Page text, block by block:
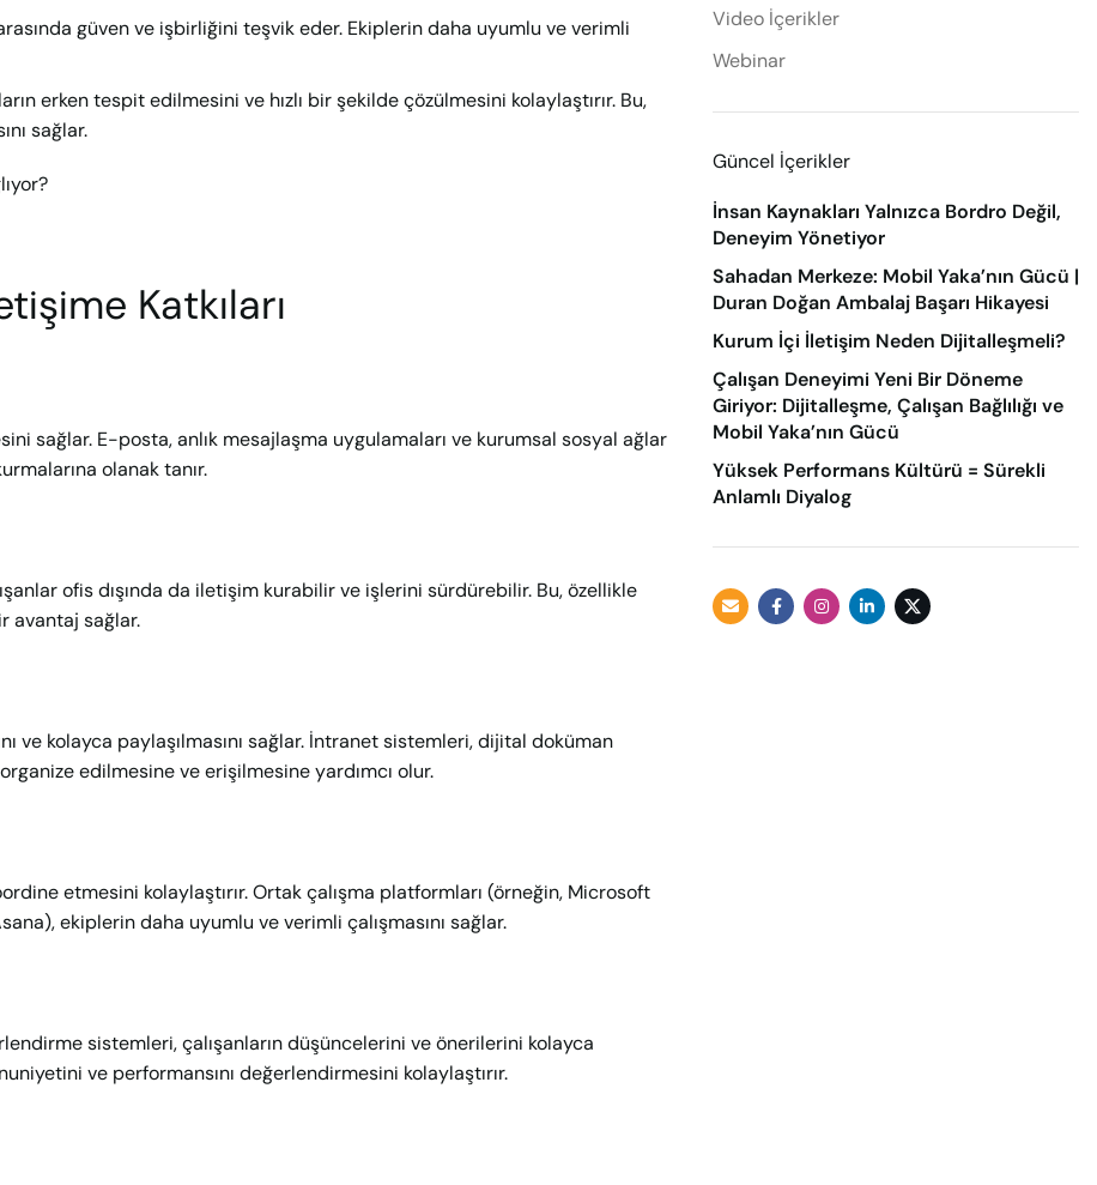
güven ve işbirliğini teşvik eder. Ekiplerin daha uyumlu ve verimli
erken tespit edilmesini ve hızlı bir şekilde çözülmesini kolaylaştırır. Bu,
sağlar.
Katkıları
sağlar. E-posta, anlık mesajlaşma uygulamaları ve kurumsal sosyal ağlar
olanak tanır.
ofis dışında da iletişim kurabilir ve işlerini sürdürebilir. Bu, özellikle
avantaj sağlar.
ve kolayca paylaşılmasını sağlar. İntranet sistemleri, dijital doküman
edilmesine ve erişilmesine yardımcı olur.
etmesini kolaylaştırır. Ortak çalışma platformları (örneğin, Microsoft
ekiplerin daha uyumlu ve verimli çalışmasını sağlar.
sistemleri, çalışanların düşüncelerini ve önerilerini kolayca
ve performansını değerlendirmesini kolaylaştırır.
Video İçerikler
Webinar
Güncel İçerikler
İnsan Kaynakları Yalnızca Bordro Değil,
Deneyim Yönetiyor
Sahadan Merkeze: Mobil Yaka’nın Gücü |
Duran Doğan Ambalaj Başarı Hikayesi
Kurum İçi İletişim Neden Dijitalleşmeli?
Çalışan Deneyimi Yeni Bir Döneme
Giriyor: Dijitalleşme, Çalışan Bağlılığı ve
Mobil Yaka’nın Gücü
Yüksek Performans Kültürü = Sürekli
Anlamlı Diyalog